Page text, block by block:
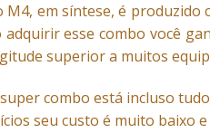
M4, em síntese, é
adquirir esse combo você
superior a muitos
combo está incluso
seu custo é muito baixo